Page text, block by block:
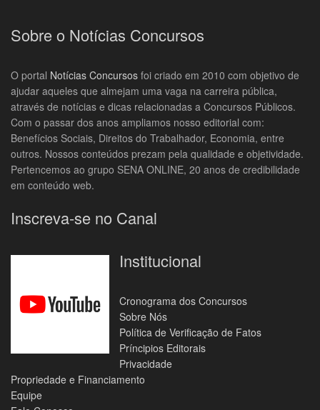
Sobre o Notícias Concursos
O portal Notícias Concursos foi criado em 2010 com objetivo de
ajudar aqueles que almejam uma vaga na carreira pública,
através de notícias e dicas relacionadas a Concursos Públicos.
Com o passar dos anos ampliamos nosso editorial com:
Benefícios Sociais, Direitos do Trabalhador, Economia, entre
outros. Nossos conteúdos prezam pela qualidade e objetividade.
Pertencemos ao grupo SENA ONLINE, 20 anos de credibilidade
em conteúdo web.
Inscreva-se no Canal
Institucional
Cronograma dos Concursos
Sobre Nós
Política de Verificação de Fatos
Príncipios Editorais
Privacidade
Propriedade e Financiamento
Equipe